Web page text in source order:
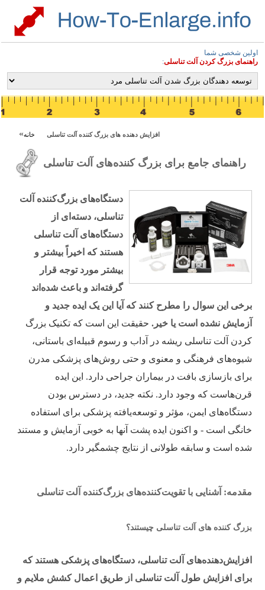
اولین شخصی شما
راهنمای بزرگ کردن آلت تناسلی:
خانه افزایش دهنده های بزرگ کننده آلت تناسلی
راهنمای جامع برای بزرگ کننده‌های آلت تناسلی
دستگاه‌های بزرگ‌کننده آلت
تناسلی، دسته‌ای از
دستگاه‌های آلت تناسلی
هستند که اخیراً بیشتر و
بیشتر مورد توجه قرار
گرفته‌اند و باعث شده‌اند
برخی این سوال را مطرح کنند که آیا این یک ایده جدید و
آزمایش نشده است یا خیر. حقیقت این است که تکنیک بزرگ
کردن آلت تناسلی ریشه در آداب و رسوم قبیله‌ای باستانی،
شیوه‌های فرهنگی و معنوی و حتی روش‌های پزشکی مدرن
برای بازسازی بافت در بیماران جراحی دارد. این ایده
قرن‌هاست که وجود دارد. نکته جدید، در دسترس بودن
دستگاه‌های ایمن، مؤثر و توسعه‌یافته پزشکی برای استفاده
خانگی است - و اکنون ایده پشت آنها به خوبی آزمایش و مستند
شده است و سابقه طولانی از نتایج چشمگیر دارد.
مقدمه: آشنایی با تقویت‌کننده‌های بزرگ‌کننده آلت تناسلی
بزرگ کننده های آلت تناسلی چیستند؟
افزایش‌دهنده‌های آلت تناسلی، دستگاه‌های پزشکی هستند که
برای افزایش طول آلت تناسلی از طریق اعمال کشش ملایم و